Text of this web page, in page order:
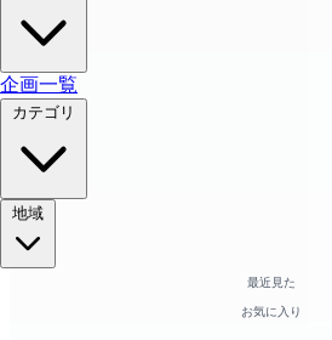
企画一覧
最近見た
お気に入り